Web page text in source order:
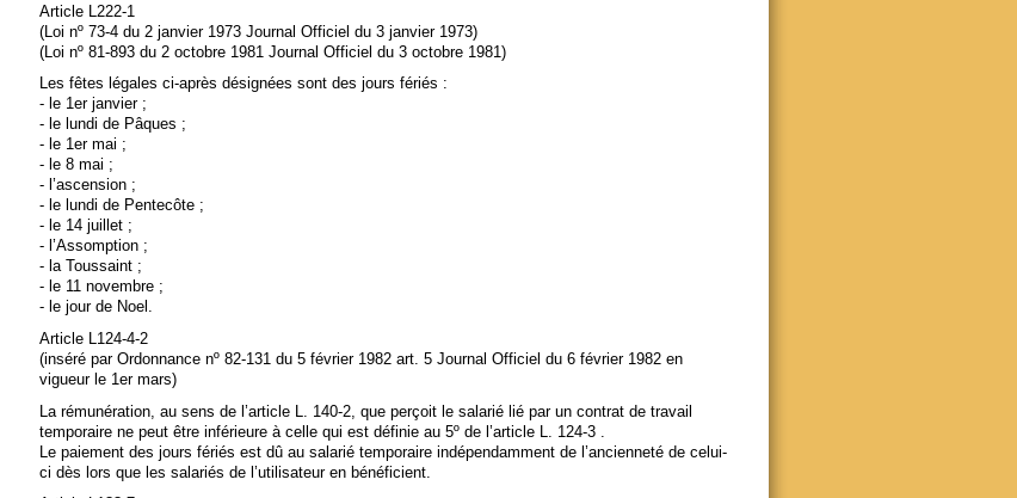
Article L222-1
(Loi nº 73-4 du 2 janvier 1973 Journal Officiel du 3 janvier 1973)
(Loi nº 81-893 du 2 octobre 1981 Journal Officiel du 3 octobre 1981)
Les fêtes légales ci-après désignées sont des jours fériés :
- le 1er janvier ;
- le lundi de Pâques ;
- le 1er mai ;
- le 8 mai ;
- l’ascension ;
- le lundi de Pentecôte ;
- le 14 juillet ;
- l’Assomption ;
- la Toussaint ;
- le 11 novembre ;
- le jour de Noel.
Article L124-4-2
(inséré par Ordonnance nº 82-131 du 5 février 1982 art. 5 Journal Officiel du 6 février 1982 en
vigueur le 1er mars)
La rémunération, au sens de l’article L. 140-2, que perçoit le salarié lié par un contrat de travail
temporaire ne peut être inférieure à celle qui est définie au 5º de l’article L. 124-3 .
Le paiement des jours fériés est dû au salarié temporaire indépendamment de l’ancienneté de celui-
ci dès lors que les salariés de l’utilisateur en bénéficient.